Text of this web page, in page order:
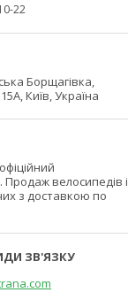
22
Борщагівка,
Київ, Україна
велосипедів і
з доставкою по